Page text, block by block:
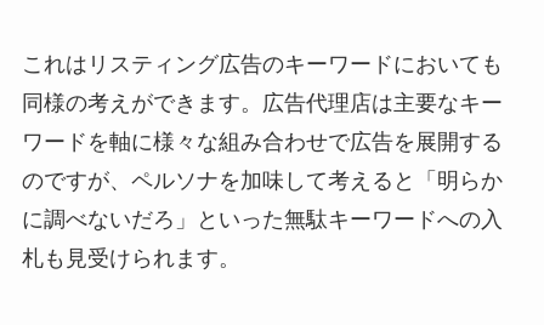
これはリスティング広告のキーワードにおいても
同様の考えができます。広告代理店は主要なキー
ワードを軸に様々な組み合わせで広告を展開する
のですが、ペルソナを加味して考えると「明らか
に調べないだろ」といった無駄キーワードへの入
札も見受けられます。